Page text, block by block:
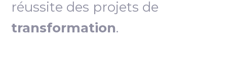
réussite des projets de
transformation.